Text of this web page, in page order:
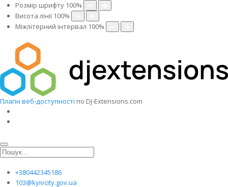
Розмір шрифту 100%
Висота лінії 100%
Міжлітерний інтервал 100%
Плагін веб-доступності по DJ-Extensions.com
+380442345186
103@kyivcity.gov.ua